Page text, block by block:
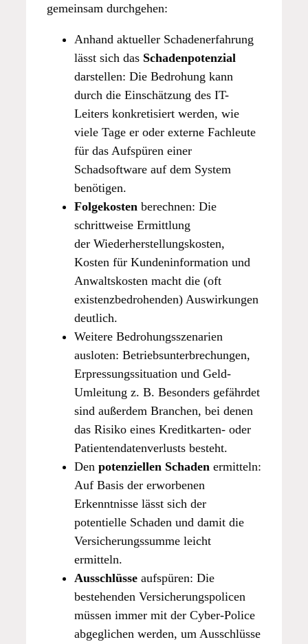
gemeinsam durchgehen:
Anhand aktueller Schadenerfahrung
lässt sich das Schadenpotenzial
darstellen: Die Bedrohung kann
durch die Einschätzung des IT-
Leiters konkretisiert werden, wie
viele Tage er oder externe Fachleute
für das Aufspüren einer
Schadsoftware auf dem System
benötigen.
Folgekosten berechnen: Die
schrittweise Ermittlung
der Wiederherstellungskosten,
Kosten für Kundeninformation und
Anwaltskosten macht die (oft
existenzbedrohenden) Auswirkungen
deutlich.
Weitere Bedrohungsszenarien
ausloten: Betriebsunterbrechungen,
Erpressungssituation und Geld-
Umleitung z. B. Besonders gefährdet
sind außerdem Branchen, bei denen
das Risiko eines Kreditkarten- oder
Patientendatenverlusts besteht.
Den potenziellen Schaden ermitteln:
Auf Basis der erworbenen
Erkenntnisse lässt sich der
potentielle Schaden und damit die
Versicherungssumme leicht
ermitteln.
Ausschlüsse aufspüren: Die
bestehenden Versicherungspolicen
müssen immer mit der Cyber-Police
abgeglichen werden, um Ausschlüsse